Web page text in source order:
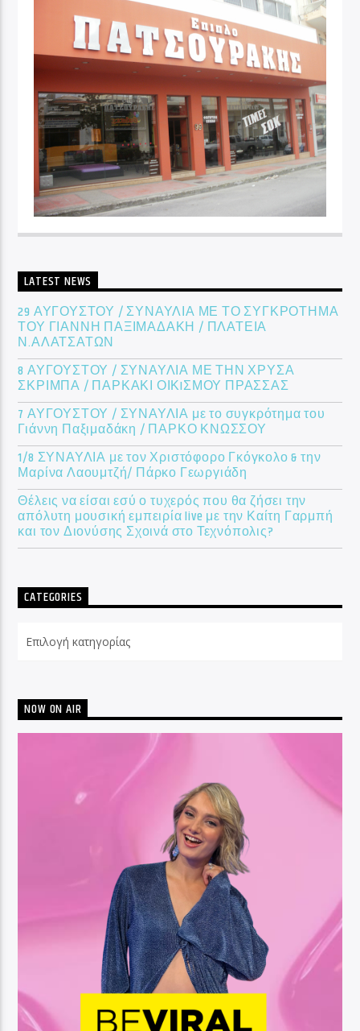
LATEST NEWS
29 ΑΥΓΟΥΣΤΟΥ / ΣΥΝΑΥΛΙΑ ΜΕ ΤΟ ΣΥΓΚΡΟΤΗΜΑ
ΤΟΥ ΓΙΑΝΝΗ ΠΑΞΙΜΑΔΑΚΗ / ΠΛΑΤΕΙΑ
Ν.ΑΛΑΤΣΑΤΩΝ
8 ΑΥΓΟΥΣΤΟΥ / ΣΥΝΑΥΛΙΑ ΜΕ ΤΗΝ ΧΡΥΣΑ
ΣΚΡΙΜΠΑ / ΠΑΡΚΑΚΙ ΟΙΚIΣΜΟΥ ΠΡΑΣΣΑΣ
7 ΑΥΓΟΥΣΤΟΥ / ΣΥΝΑΥΛΙΑ με το συγκρότημα του
Γιάννη Παξιμαδάκη / ΠΑΡΚΟ ΚΝΩΣΣΟΥ
1/8 ΣΥΝΑΥΛΙΑ με τον Χριστόφορο Γκόγκολο & την
Μαρίνα Λαουμτζή/ Πάρκο Γεωργιάδη
Θέλεις να είσαι εσύ ο τυχερός που θα ζήσει την
απόλυτη μουσική εμπειρία live με την Καίτη Γαρμπή
και τον Διονύσης Σχοινά στο Τεχνόπολις?
CATEGORIES
NOW ON AIR